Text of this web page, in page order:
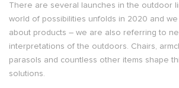
There are several launches in the outdoor
world of possibilities unfolds in 2020 and
about products – we are also referring to
interpretations of the outdoors. Chairs,
parasols and countless other items shape
solutions.